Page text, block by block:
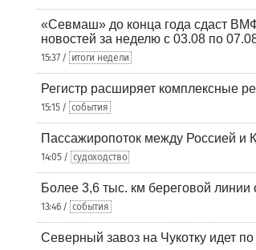
«Севмаш» до конца года сдаст
новостей за неделю с 03.08 по
15:37 / итоги недели
Регистр расширяет комплексные
15:15 / события
Пассажиропоток между Россией и
14:05 / судоходство
Более 3,6 тыс. км береговой
13:46 / события
Северный завоз на Чукотку идет